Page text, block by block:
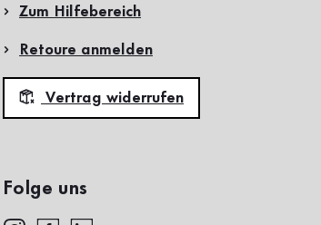
Zum Hilfebereich
Retoure anmelden
Vertrag widerrufen
Folge uns